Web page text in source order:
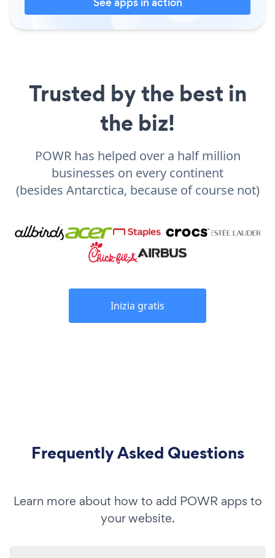
Trusted by the best in
the biz!
POWR has helped over a half million
businesses on every continent
(besides Antarctica, because of course not)
Inizia gratis
Frequently Asked Questions
Learn more about how to add POWR apps to
your website.